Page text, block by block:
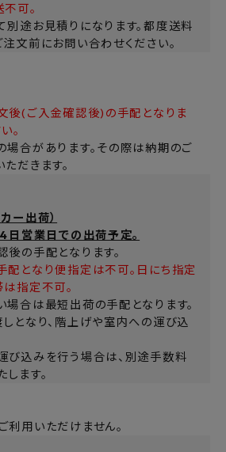
可。
途お見積りになります。都度送料
文前にお問い合わせください。
後(ご入金確認後)の手配となりま
。
合があります。その際は納期のご
だきます。
ー出荷）
日営業日での出荷予定。
の手配となります。
となり便指定は不可。日にち指定
指定不可。
合は最短出荷の手配となります。
となり、階上げや室内への運び込
込みを行う場合は、別途手数料
ます。
用いただけません。